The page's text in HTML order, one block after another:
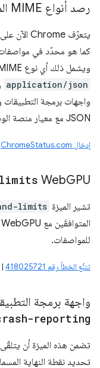
رصد أنواع MIME المتوافقة مع مواصفات JSON
ويشمل ذلك أي نوع MIME ينتهي نوعه الفرعي بـ
application/json
واجهات برمجة
JSON مع معيار منصة الويب والمتصفحات الأخرى.
إدخال ChromeStatus.com
WebGPU
limits
تشير الميزة limits
للمواصفات.
تتبُّع الخطأ رقم 418025721 |
واجهة برمجة
reporting
تضمن هذه الميزة أن
تحديد نقطة النهاية